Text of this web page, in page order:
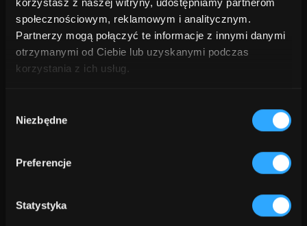
korzystasz z naszej witryny, udostępniamy partnerom
społecznościowym, reklamowym i analitycznym.
Partnerzy mogą połączyć te informacje z innymi danymi
otrzymanymi od Ciebie lub uzyskanymi podczas
korzystania z ich usług.
zgody
Niezbędne
Preferencje
Statystyka
Tworzenie aplikacji
Nasza praca, Twoje korzyści